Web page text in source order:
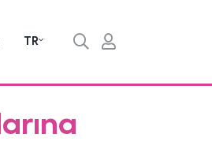
TR